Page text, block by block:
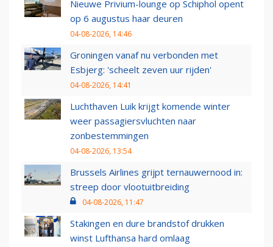
Nieuwe Privium-lounge op Schiphol opent
op 6 augustus haar deuren
04-08-2026, 14:46
Groningen vanaf nu verbonden met
Esbjerg: 'scheelt zeven uur rijden'
04-08-2026, 14:41
Luchthaven Luik krijgt komende winter
weer passagiersvluchten naar
zonbestemmingen
04-08-2026, 13:54
Brussels Airlines grijpt ternauwernood in:
streep door vlootuitbreiding
04-08-2026, 11:47
Stakingen en dure brandstof drukken
winst Lufthansa hard omlaag